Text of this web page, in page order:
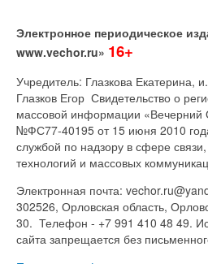
Электронное периодическое
www.vechor.ru» 16+
Учредитель: Глазкова Екатерина,
Глазков Егор Свидетельство о
массовой информации «Вечерний
№ФС77-40195 от 15 июня 2010
службой по надзору в сфере
технологий и массовых
Электронная почта:
302526, Орловская область,
30. Телефон - +7 991 410 48 49.
сайта запрещается без